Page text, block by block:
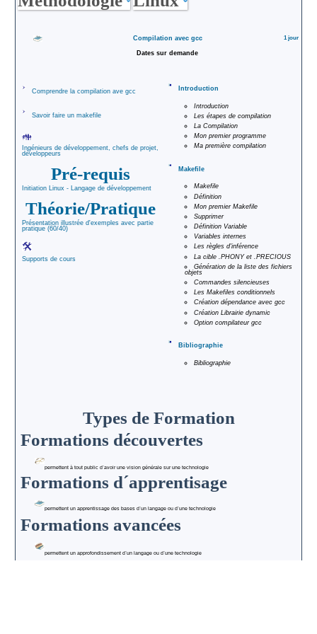
Contact
Plan du Site
Documentation
PDF
formations
Demande de
DataDock
Compilation avec gcc 1 jour
Dates sur demande
Comprendre la compilation ave gcc
Savoir faire un makefile
Ingénieurs de développement, chefs de projet,
développeurs
Pré-requis
Initiation Linux - Langage de développement
Théorie/Pratique
Présentation illustrée d'exemples avec partie
pratique (60/40)
Supports de cours
Introduction
Introduction
Les étapes de compilation
La Compilation
Mon premier programme
Ma première compilation
Makefile
Makefile
Définition
Mon premier Makefile
Supprimer
Définition Variable
Variables internes
Les règles d'inférence
La cible .PHONY et .PRECIOUS
Génération de la liste des fichiers
objets
Commandes silencieuses
Les Makefiles conditionnels
Création dépendance avec gcc
Création Librairie dynamic
Option compilateur gcc
Bibliographie
Bibliographie
Types de Formation
Formations découvertes
permettent à tout public d´avoir une vision générale sur une technologie
Formations d´apprentisage
permettent un apprentissage des bases d´un langage ou d´une technologie
Formations avancées
permettent un approfondissement d´un langage ou d´une technologie